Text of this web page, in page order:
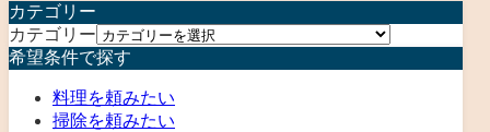
カテゴリー
カテゴリー
希望条件で探す
料理を頼みたい
掃除を頼みたい